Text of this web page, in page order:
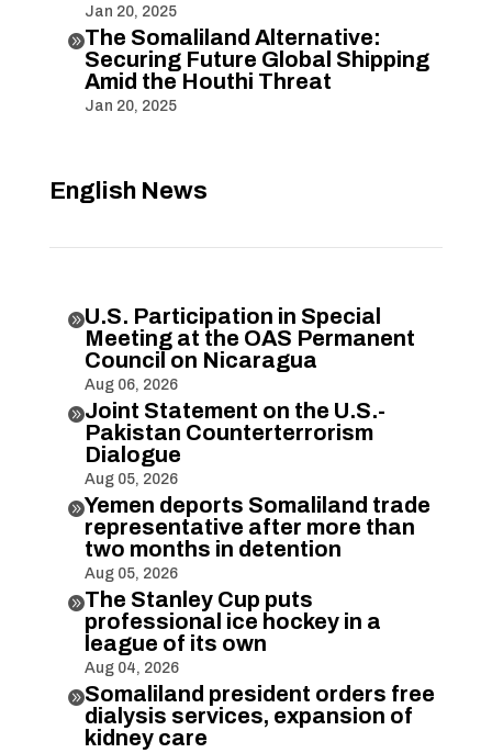
Jan 20, 2025
The Somaliland Alternative:
Securing Future Global Shipping
Amid the Houthi Threat
Jan 20, 2025
English News
U.S. Participation in Special
Meeting at the OAS Permanent
Council on Nicaragua
Aug 06, 2026
Joint Statement on the U.S.-
Pakistan Counterterrorism
Dialogue
Aug 05, 2026
Yemen deports Somaliland trade
representative after more than
two months in detention
Aug 05, 2026
The Stanley Cup puts
professional ice hockey in a
league of its own
Aug 04, 2026
Somaliland president orders free
dialysis services, expansion of
kidney care